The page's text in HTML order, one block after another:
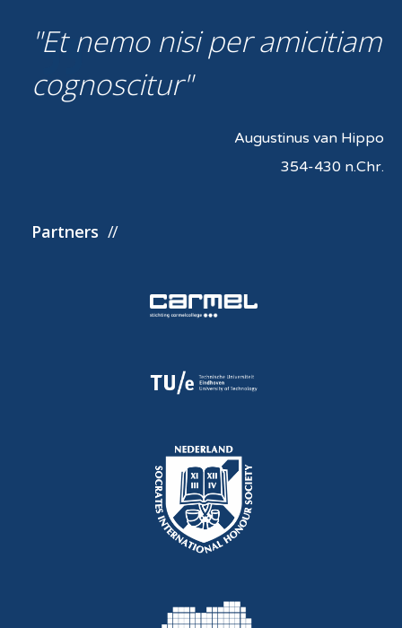
Et nemo nisi per amicitiam
cognoscitur
Augustinus van Hippo
354-430 n.Chr.
Partners